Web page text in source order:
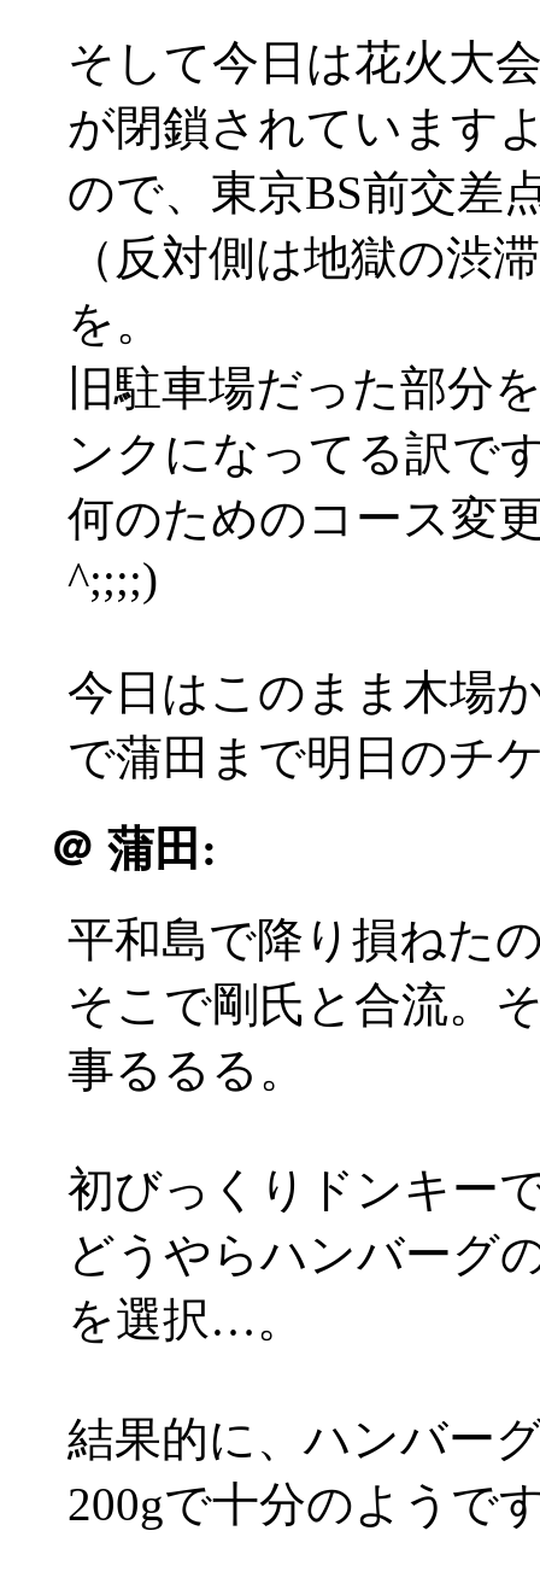
そして今日は花火大
が閉鎖されています
ので、東京BS前交差
（反対側は地獄の渋
を。
旧駐車場だった部分
ンクになってる訳で
何のためのコース変
^;;;;)
今日はこのまま木場
で蒲田まで明日のチ
＠ 蒲田:
平和島で降り損ねた
そこで剛氏と合流。
事るるる。
初びっくりドンキー
どうやらハンバーグ
を選択…。
結果的に、ハンバー
200gで十分のようで